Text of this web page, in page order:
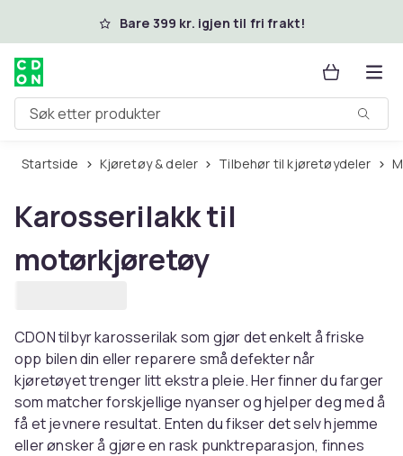
Hopp til hovedinnholdBare 399 kr. igjen til fri frakt!
Søk etter produkter
Startside Kjøretøy & deler Tilbehør til kjøretøydeler
Karosserilakk til
motørkjøretøy
CDON tilbyr karosserilak som gjør det enkelt å friske
opp bilen din eller reparere små defekter når
kjøretøyet trenger litt ekstra pleie. Her finner du farger
som matcher forskjellige nyanser og hjelper deg med å
få et jevnere resultat. Enten du fikser det selv hjemme
eller ønsker å gjøre en rask punktreparasjon, finnes